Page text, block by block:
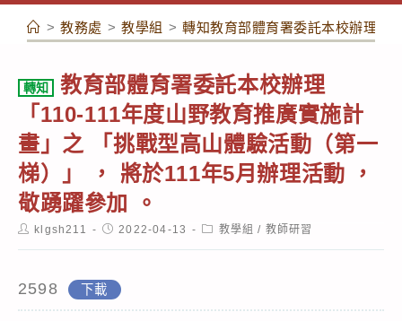
容
> 教務處 > 教學組 > 轉知教育部體育署委託本校辦理
轉知
教育部體育署委託本校辦理
「110-111年度山野教育推廣實施計
畫」之 「挑戰型高山體驗活動（第一
梯）」 ， 將於111年5月辦理活動 ，
敬踴躍參加 。
Postklgsh211
Post2022-04-13
Post教學組 / 教師研習
2598 下載